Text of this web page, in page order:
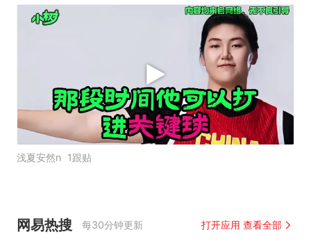
浅夏安然n 1跟贴
网易热搜 每30分钟更新 打开应用 查看全部